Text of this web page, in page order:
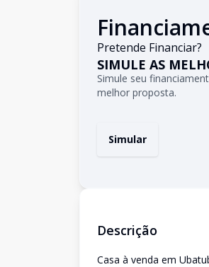
Pretende Financiar?
SIMULE AS
Simule seu
melhor proposta.
Simular
Descrição
Casa à venda em